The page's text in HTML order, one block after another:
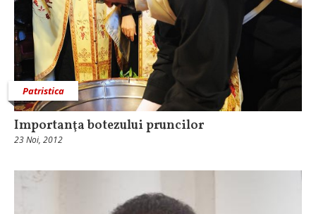
Patristica
Importanţa botezului pruncilor
23 Noi, 2012